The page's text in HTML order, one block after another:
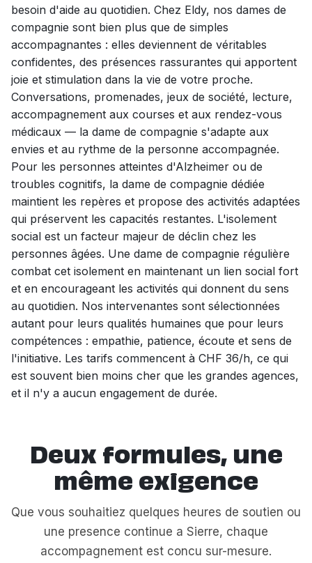
besoin d'aide au quotidien. Chez Eldy, nos dames de
compagnie sont bien plus que de simples
accompagnantes : elles deviennent de véritables
confidentes, des présences rassurantes qui apportent
joie et stimulation dans la vie de votre proche.
Conversations, promenades, jeux de société, lecture,
accompagnement aux courses et aux rendez-vous
médicaux — la dame de compagnie s'adapte aux
envies et au rythme de la personne accompagnée.
Pour les personnes atteintes d'Alzheimer ou de
troubles cognitifs, la dame de compagnie dédiée
maintient les repères et propose des activités adaptées
qui préservent les capacités restantes. L'isolement
social est un facteur majeur de déclin chez les
personnes âgées. Une dame de compagnie régulière
combat cet isolement en maintenant un lien social fort
et en encourageant les activités qui donnent du sens
au quotidien. Nos intervenantes sont sélectionnées
autant pour leurs qualités humaines que pour leurs
compétences : empathie, patience, écoute et sens de
l'initiative. Les tarifs commencent à CHF 36/h, ce qui
est souvent bien moins cher que les grandes agences,
et il n'y a aucun engagement de durée.
Deux formules, une
même exigence
Que vous souhaitiez quelques heures de soutien ou
une presence continue a Sierre, chaque
accompagnement est concu sur-mesure.